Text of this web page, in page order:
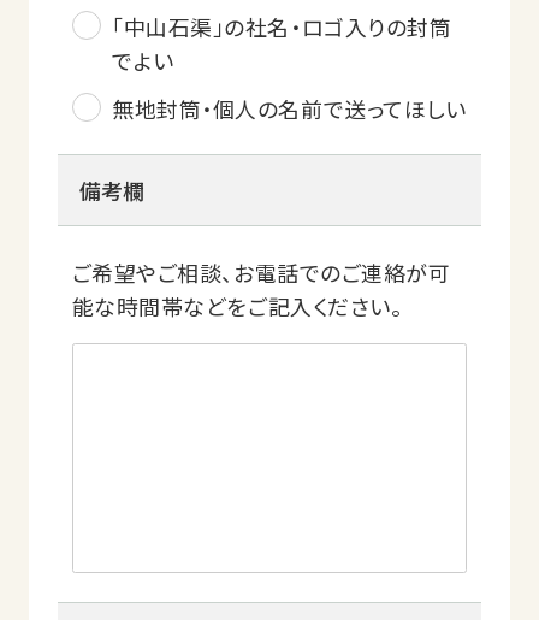
「中山石渠」の社名・ロゴ入りの封筒
でよい
無地封筒・個人の名前で送ってほしい
備考欄
ご希望やご相談、お電話でのご連絡が可
能な時間帯などをご記入ください。